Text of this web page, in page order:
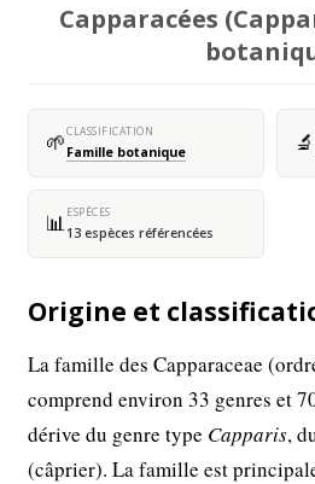
Capparacées
🌱CLASSIFICATION
Famille botanique 🔬
📊ESPÈCES
13 espèces référencées
Origine et
La famille des Capparaceae
comprend environ 33 genres et
dérive du genre type Capparis,
(câprier). La famille est